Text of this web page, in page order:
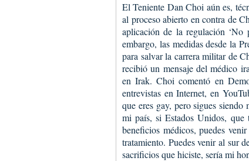
El Teniente Dan Choi aún es,
al proceso abierto en contra de
aplicación de la regulación ‘No
embargo, las medidas desde la
para salvar la carrera militar de
recibió un mensaje del médico
en Irak. Choi comentó en
entrevistas en Internet, en
que eres gay, pero sigues
mi país, si Estados Unidos,
beneficios médicos, puedes
tratamiento. Puedes venir al sur
sacrificios que hiciste, sería mi